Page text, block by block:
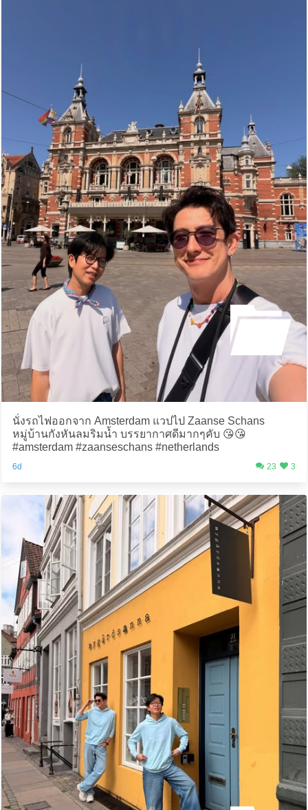
นั่งรถไฟออกจาก Amsterdam แวปไป Zaanse Schans
หมู่บ้านกังหันลมริมน้ำ บรรยากาศดีมากๆคับ 😘😘
#amsterdam #zaanseschans #netherlands
6d 23 3